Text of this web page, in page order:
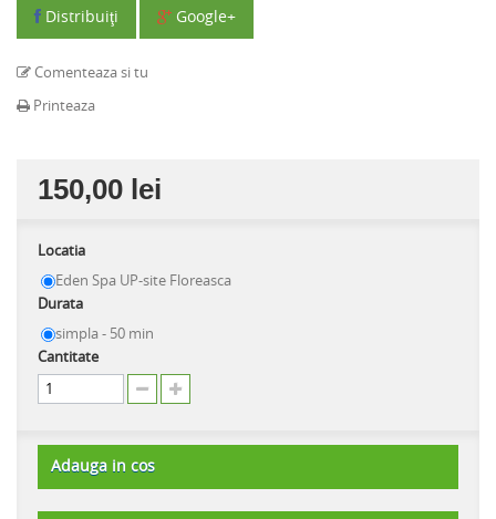
Distribuiţi Google+
Comenteaza si tu
Printeaza
150,00 lei
Locatia
Eden Spa UP-site Floreasca
Durata
simpla - 50 min
Cantitate
Adauga in cos